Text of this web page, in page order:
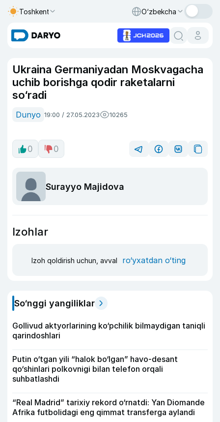
Toshkent O‘zbekcha
Ukraina Germaniyadan Moskvagacha
uchib borishga qodir raketalarni
so‘radi
Dunyo 19:00 / 27.05.2023 10265
0 0
Surayyo Majidova
Izohlar
Izoh qoldirish uchun, avval ro‘yxatdan o‘ting
So‘nggi yangiliklar
Gollivud aktyorlarining ko‘pchilik bilmaydigan taniqli
qarindoshlari
Putin o‘tgan yili “halok bo‘lgan” havo-desant
qo‘shinlari polkovnigi bilan telefon orqali
suhbatlashdi
“Real Madrid” tarixiy rekord o‘rnatdi: Yan Diomande
Afrika futbolidagi eng qimmat transferga aylandi